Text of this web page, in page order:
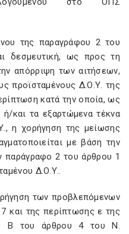
της παραγράφου 2 του
δεσμευτική, ως προς τη
απόρριψη των αιτήσεων,
προϊσταμένους Δ.Ο.Υ. της
κατά την οποία, ως
και τα εξαρτώμενα τέκνα
η χορήγηση της μείωσης
με βάση την
παράγραφο 2 του άρθρου 1
Δ.Ο.Υ..
των προβλεπόμενων
και της περίπτωσης ε της
Β του άρθρου 4 του Ν.